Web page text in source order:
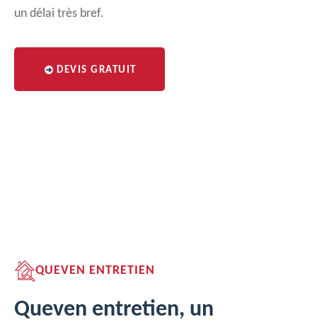
un délai très bref.
DEVIS GRATUIT
QUEVEN ENTRETIEN
Queven entretien, un